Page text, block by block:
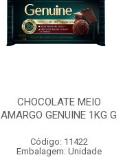
CHOCOLATE MEIO
AMARGO GENUINE 1KG G
Código: 11422
Embalagem: Unidade